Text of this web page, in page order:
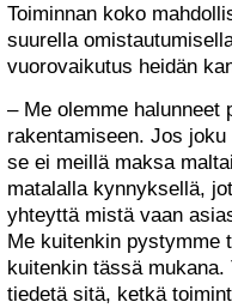
Toiminnan koko
suurella
vuorovaikutus heidän
– Me olemme halunneet
rakentamiseen. Jos
se ei meillä maksa
matalalla kynnyksellä,
yhteyttä mistä vaan
Me kuitenkin pystymme
kuitenkin tässä
tiedetä sitä, ketkä